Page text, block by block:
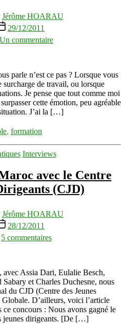
Jérôme HOARAU
29/12/2011
Un commentaire
Interview
Bouret
entrepreneur
créateur
de
parle n’est ce pas ? Lorsque vous
surcharge de travail, ou lorsque
Je pense que tout comme moi
cette émotion, peu agréable
J’ai la […]
, formation
Catégories
Interviews
avec le Centre
(CJD)
Jérôme HOARAU
28/12/2011
5 commentaires
Notre
Maroc
avec
le
Centre
des
Jeunes
avec Assia Dari, Eulalie Besch,
et Charles Duchesne, nous
du CJD (Centre des Jeunes
D’ailleurs, voici l’article
concours : Nous avons gagné le
jeunes dirigeants. [De […]